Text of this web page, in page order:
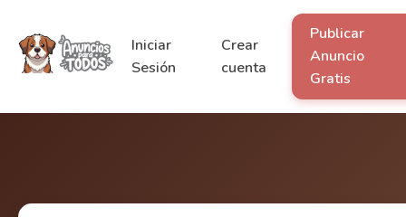
Iniciar
Sesión
Crear
cuenta
Publicar
Anuncio
Gratis